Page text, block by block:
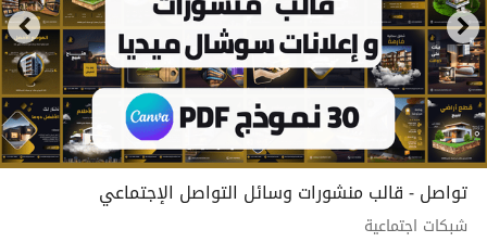
تواصل - قالب منشورات وسائل التواصل الإجتماعي
شبكات اجتماعية